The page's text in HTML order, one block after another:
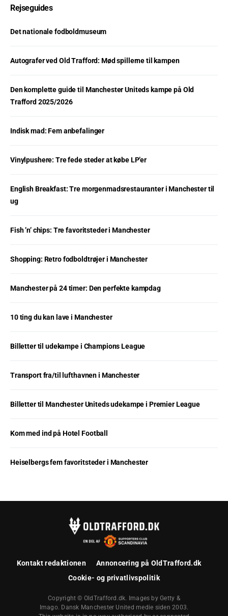
Rejseguides
Det nationale fodboldmuseum
Autografer ved Old Trafford: Mød spillerne til kampen
Den komplette guide til Manchester Uniteds kampe på Old
Trafford 2025/2026
Indisk mad: Fem anbefalinger
Vinylpushere: Tre fede steder at købe LP’er
English Breakfast: Tre morgenmadsrestauranter i Manchester til
ug
Fish ’n’ chips: Tre favoritsteder i Manchester
Shopping: Retro fodboldtrøjer i Manchester
Manchester på 24 timer: Den perfekte kampdag
10 ting du kan lave i Manchester
Billetter til udekampe i Champions League
Transport fra/til lufthavnen i Manchester
Billetter til Manchester Uniteds udekampe i Premier League
Kom med ind på Hotel Football
Heiselbergs fem favoritsteder i Manchester
Kontakt redaktionen
Annoncering på OldTrafford.dk
Cookie- og privatlivspolitik
Copyright © OldTrafford.dk. Images by Getty &
Imago. Dansk Manchester United medie siden 2003.